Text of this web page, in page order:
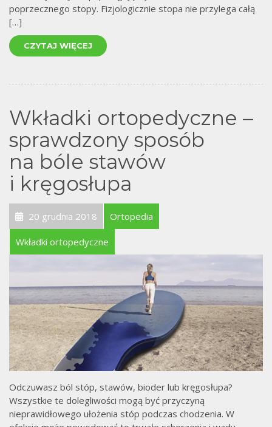
poprzecznego stopy. Fizjologicznie stopa nie przylega całą
[…]
CZYTAJ WIĘCEJ
Wkładki ortopedyczne –
sprawdzony sposób
na bóle stawów
i kręgosłupa
20 grudnia 2018 Ortopedia
Wkładki ortopedyczne
Odczuwasz ból stóp, stawów, bioder lub kręgosłupa?
Wszystkie te dolegliwości mogą być przyczyną
nieprawidłowego ułożenia stóp podczas chodzenia. W